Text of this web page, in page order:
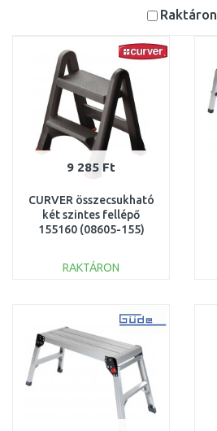
Raktáron
9 285 Ft
CURVER összecsukható
két szintes fellépő
155160 (08605-155)
RAKTÁRON
Összehasonlítás